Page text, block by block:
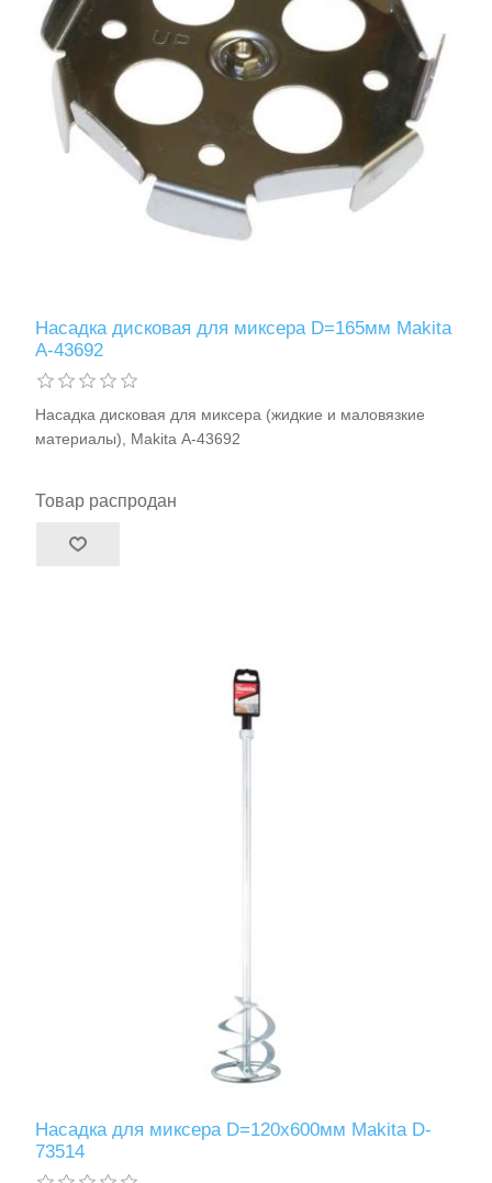
Насадка дисковая для миксера D=165мм Makita
A-43692
Насадка дисковая для миксера (жидкие и маловязкие
материалы), Makita A-43692
Товар распродан
Насадка для миксера D=120х600мм Makita D-
73514